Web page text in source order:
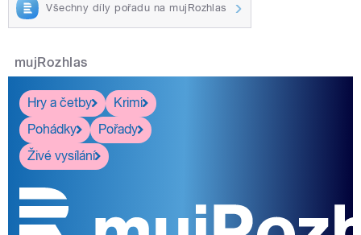
Všechny díly pořadu na mujRozhlas
mujRozhlas
Hry a četby
Krimi
Pohádky
Pořady
Živé vysílání